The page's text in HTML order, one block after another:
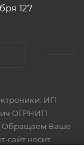
127
ИП
ОГРНИП
Обращаем Ваше
сайт носит